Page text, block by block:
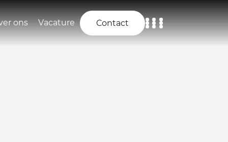
ons Vacature Contact